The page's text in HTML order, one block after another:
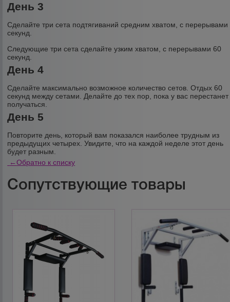
День 3
Сделайте три сета подтягиваний средним хватом, с перерывами
секунд.
Следующие три сета сделайте узким хватом, с перерывами 60
секунд.
День 4
Сделайте максимально возможное количество сетов. Отдых 60
секунд между сетами. Делайте до тех пор, пока у вас перестанет
получаться.
День 5
Повторите день, который вам показался наиболее трудным из
предыдущих четырех. Увидите, что на каждой неделе этот день
будет разным.
←Обратно к списку
Сопутствующие товары